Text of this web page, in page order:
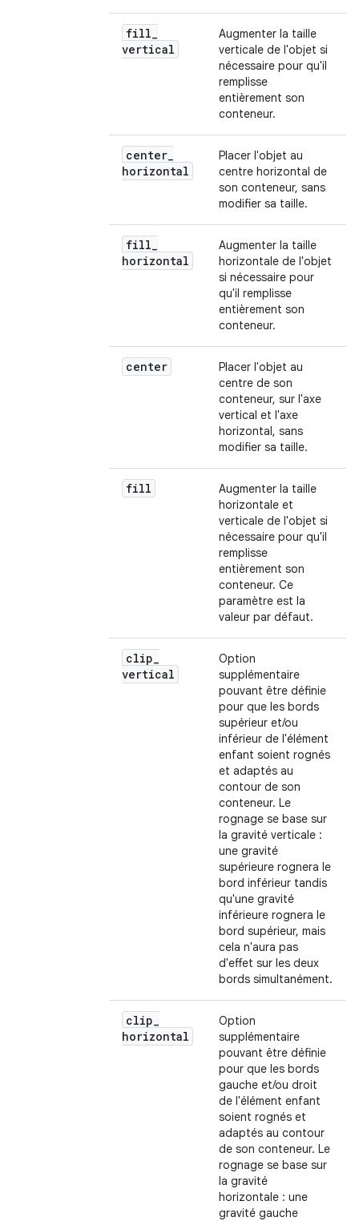
fill_
vertical
Augmenter la taille
verticale de l'objet si
nécessaire pour qu'il
remplisse
entièrement son
conteneur.
center_
horizontal
Placer l'objet au
centre horizontal de
son conteneur, sans
modifier sa taille.
fill_
horizontal
Augmenter la taille
horizontale de l'objet
si nécessaire pour
qu'il remplisse
entièrement son
conteneur.
center
Placer l'objet au
centre de son
conteneur, sur l'axe
vertical et l'axe
horizontal, sans
modifier sa taille.
fill
Augmenter la taille
horizontale et
verticale de l'objet si
nécessaire pour qu'il
remplisse
entièrement son
conteneur. Ce
paramètre est la
valeur par défaut.
clip_
vertical
Option
supplémentaire
pouvant être définie
pour que les bords
supérieur et/ou
inférieur de l'élément
enfant soient rognés
et adaptés au
contour de son
conteneur. Le
rognage se base sur
la gravité verticale :
une gravité
supérieure rognera le
bord inférieur tandis
qu'une gravité
inférieure rognera le
bord supérieur, mais
cela n'aura pas
d'effet sur les deux
bords simultanément.
clip_
horizontal
Option
supplémentaire
pouvant être définie
pour que les bords
gauche et/ou droit
de l'élément enfant
soient rognés et
adaptés au contour
de son conteneur. Le
rognage se base sur
la gravité
horizontale : une
gravité gauche